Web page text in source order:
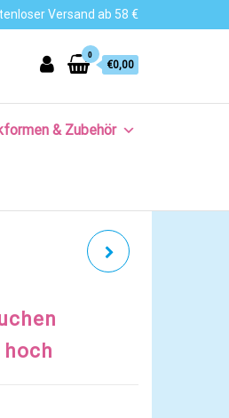
Versand ab 58 €
0
€0,00
& Zubehör